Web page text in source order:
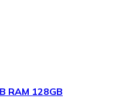
RAM 128GB